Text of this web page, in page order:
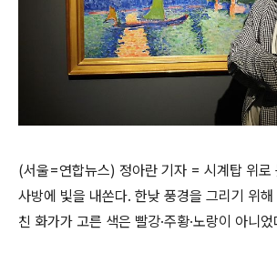
(서울=연합뉴스) 정아란 기자 = 시계탑 위로
사방에 빛을 내쏜다. 한낮 풍경을 그리기 위
친 화가가 고른 색은 빨강·주황·노랑이 아니었